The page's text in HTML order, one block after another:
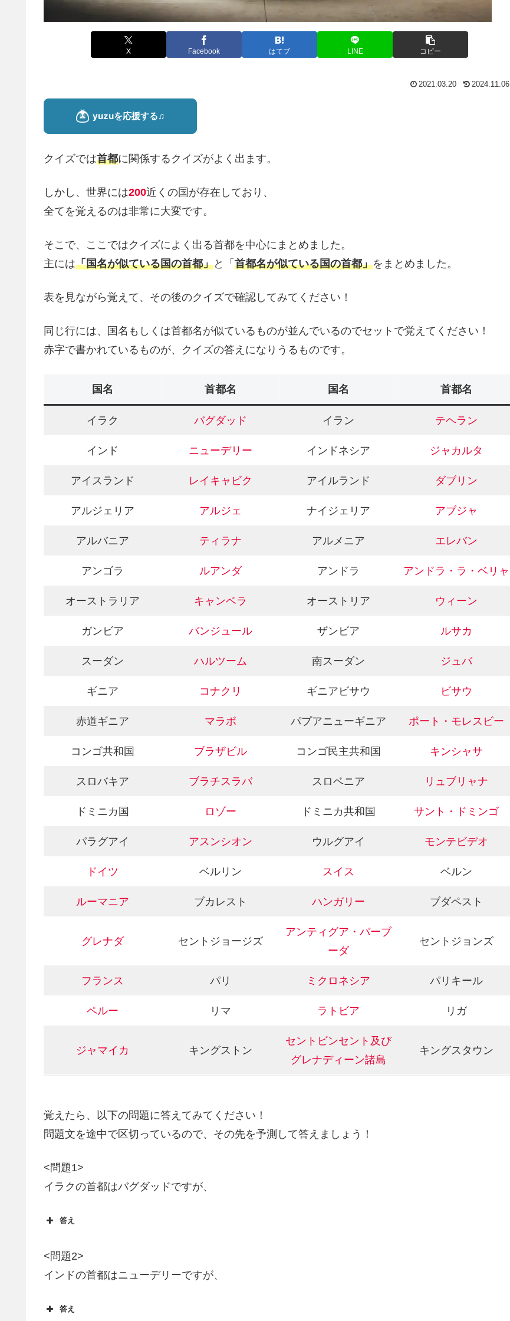
X Facebook はてブ LINE コピー
2021.03.20 2024.11.06
クイズでは首都に関係するクイズがよく出ます。
しかし、世界には200近くの国が存在しており、
全てを覚えるのは非常に大変です。
そこで、ここではクイズによく出る首都を中心にまとめました。
主には「国名が似ている国の首都」と「 首都名が似ている国の首都」をまとめました。
表を見ながら覚えて、その後のクイズで確認してみてください！
同じ行には、国名もしくは首都名が似ているものが並んでいるのでセットで覚えてください！
赤字で書かれているものが、クイズの答えになりうるものです。
国名 首都名 国名 首都名
イラク バグダッド イラン テヘラン
インド ニューデリー インドネシア ジャカルタ
アイスランド レイキャビク アイルランド ダブリン
アルジェリア アルジェ ナイジェリア アブジャ
アルバニア ティラナ アルメニア エレバン
アンゴラ ルアンダ アンドラ アンドラ・ラ・ベリャ
オーストラリア キャンベラ オーストリア ウィーン
ガンビア バンジュール ザンビア ルサカ
スーダン ハルツーム 南スーダン ジュバ
ギニア コナクリ ギニアビサウ ビサウ
赤道ギニア マラボ パプアニューギニア ポート・モレスビー
コンゴ共和国 ブラザビル コンゴ民主共和国 キンシャサ
スロバキア ブラチスラバ スロベニア リュブリャナ
ドミニカ国 ロゾー ドミニカ共和国 サント・ドミンゴ
パラグアイ アスンシオン ウルグアイ モンテビデオ
ドイツ ベルリン スイス ベルン
ルーマニア ブカレスト ハンガリー ブダペスト
グレナダ セントジョージズ
アンティグア・バーブ
ーダ
セントジョンズ
フランス パリ ミクロネシア パリキール
ペルー リマ ラトビア リガ
ジャマイカ キングストン
セントビンセント及び
グレナディーン諸島
キングスタウン
覚えたら、以下の問題に答えてみてください！
問題文を途中で区切っているので、その先を予測して答えましょう！
<問題1>
イラクの首都はバグダッドですが、
答え
<問題2>
インドの首都はニューデリーですが、
答え